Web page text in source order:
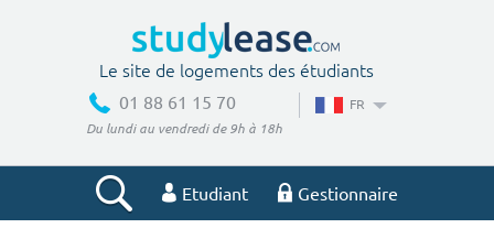
Le site de logements des étudiants
01 88 61 15 70
Du lundi au vendredi de 9h à 18h
FR
Etudiant Gestionnaire